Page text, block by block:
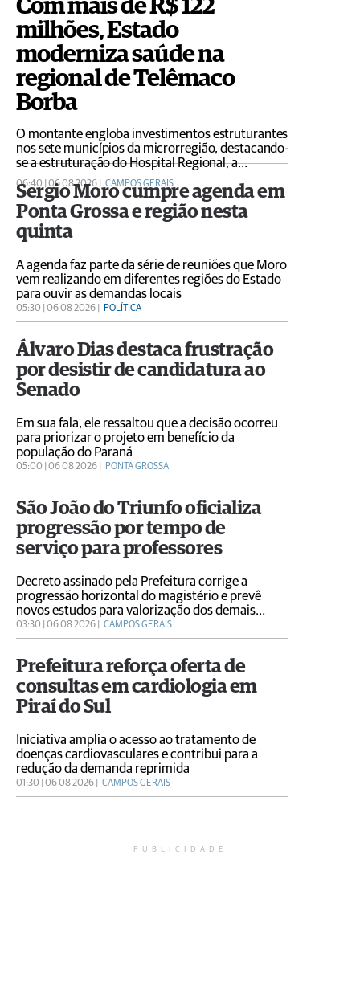
Com mais de R$ 122
milhões, Estado
moderniza saúde na
regional de Telêmaco
Borba
O montante engloba investimentos estruturantes
nos sete municípios da microrregião, destacando-
se a estruturação do Hospital Regional, a
construção de cinco novos Prontos
Atendimentos e a entrega de 138 veículos
06:40 | 06 08 2026 | CAMPOS GERAIS
Sergio Moro cumpre agenda em
Ponta Grossa e região nesta
quinta
A agenda faz parte da série de reuniões que Moro
vem realizando em diferentes regiões do Estado
para ouvir as demandas locais
05:30 | 06 08 2026 | POLÍTICA
Álvaro Dias destaca frustração
por desistir de candidatura ao
Senado
Em sua fala, ele ressaltou que a decisão ocorreu
para priorizar o projeto em benefício da
população do Paraná
05:00 | 06 08 2026 | PONTA GROSSA
São João do Triunfo oficializa
progressão por tempo de
serviço para professores
Decreto assinado pela Prefeitura corrige a
progressão horizontal do magistério e prevê
novos estudos para valorização dos demais
servidores
03:30 | 06 08 2026 | CAMPOS GERAIS
Prefeitura reforça oferta de
consultas em cardiologia em
Piraí do Sul
Iniciativa amplia o acesso ao tratamento de
doenças cardiovasculares e contribui para a
redução da demanda reprimida
01:30 | 06 08 2026 | CAMPOS GERAIS
PUBLICIDADE